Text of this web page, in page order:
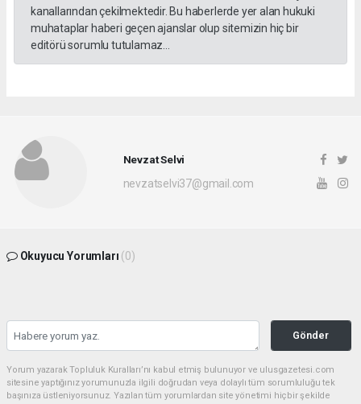
kanallarından çekilmektedir. Bu haberlerde yer alan hukuki
muhataplar haberi geçen ajanslar olup sitemizin hiç bir
editörü sorumlu tutulamaz...
Nevzat Selvi
nevzatselvi37@gmail.com
Okuyucu Yorumları (0)
Gönder
Yorum yazarak Topluluk Kuralları’nı kabul etmiş bulunuyor ve ulusgazetesi.com
sitesine yaptığınız yorumunuzla ilgili doğrudan veya dolaylı tüm sorumluluğu tek
başınıza üstleniyorsunuz. Yazılan tüm yorumlardan site yönetimi hiçbir şekilde